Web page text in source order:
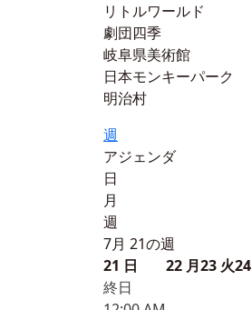
リトルワールド
劇団四季
岐阜県美術館
日本モンキーパーク
明治村
週
アジェンダ
日
月
週
7月 21の週
21 日 22 月23 火24
終日